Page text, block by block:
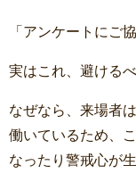
「アンケートにご
実はこれ、避ける
なぜなら、来場者
働いているため、
なったり警戒心が